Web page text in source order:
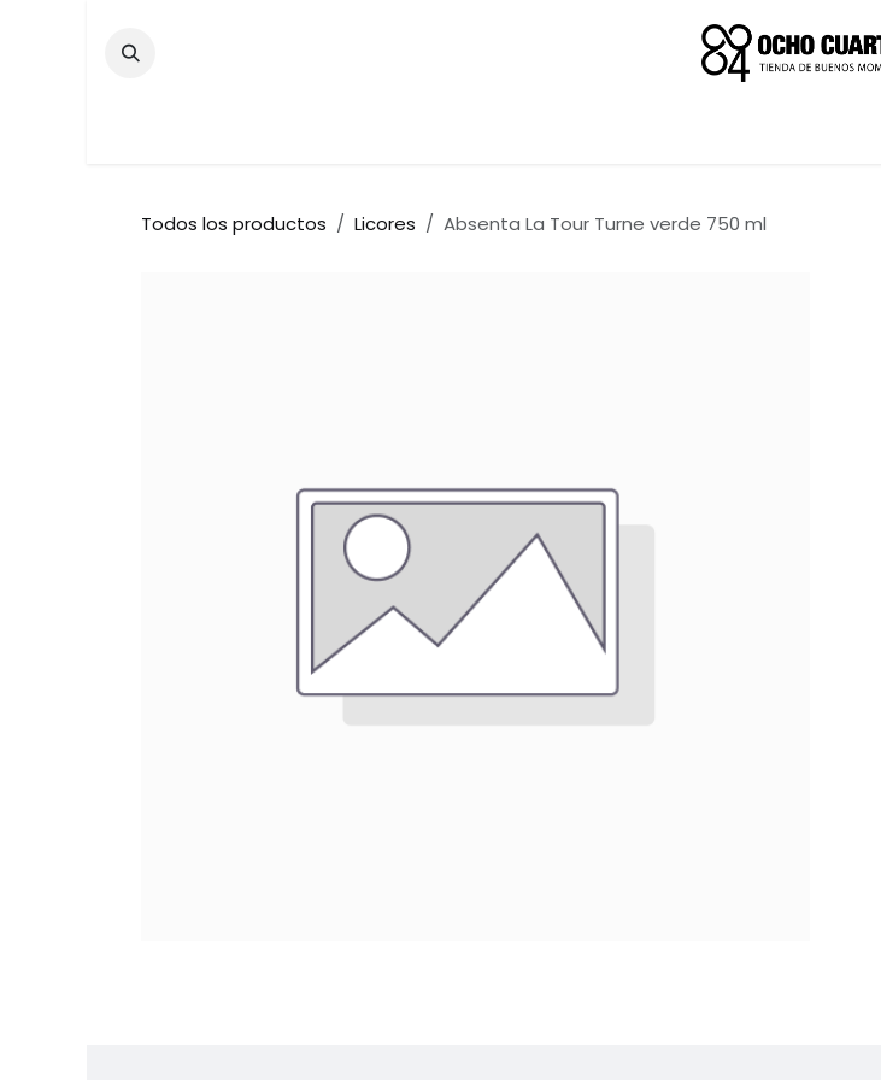
Todos los productos Licores Absenta La Tour Turne verde 750 ml